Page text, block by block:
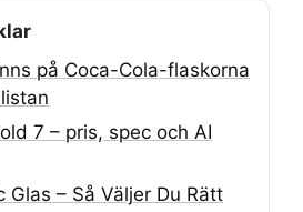
på Coca-Cola-flaskorna
7 – pris, spec och AI
Glas – Så Väljer Du Rätt